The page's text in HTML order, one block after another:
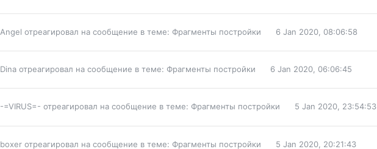
Angel отреагировал на сообщение в теме: Фрагменты постройки 6 Jan 2020, 08:06:58
Dina отреагировал на сообщение в теме: Фрагменты постройки 6 Jan 2020, 06:06:45
-=VIRUS=- отреагировал на сообщение в теме: Фрагменты постройки 5 Jan 2020, 23:54:53
boxer отреагировал на сообщение в теме: Фрагменты постройки 5 Jan 2020, 20:21:43